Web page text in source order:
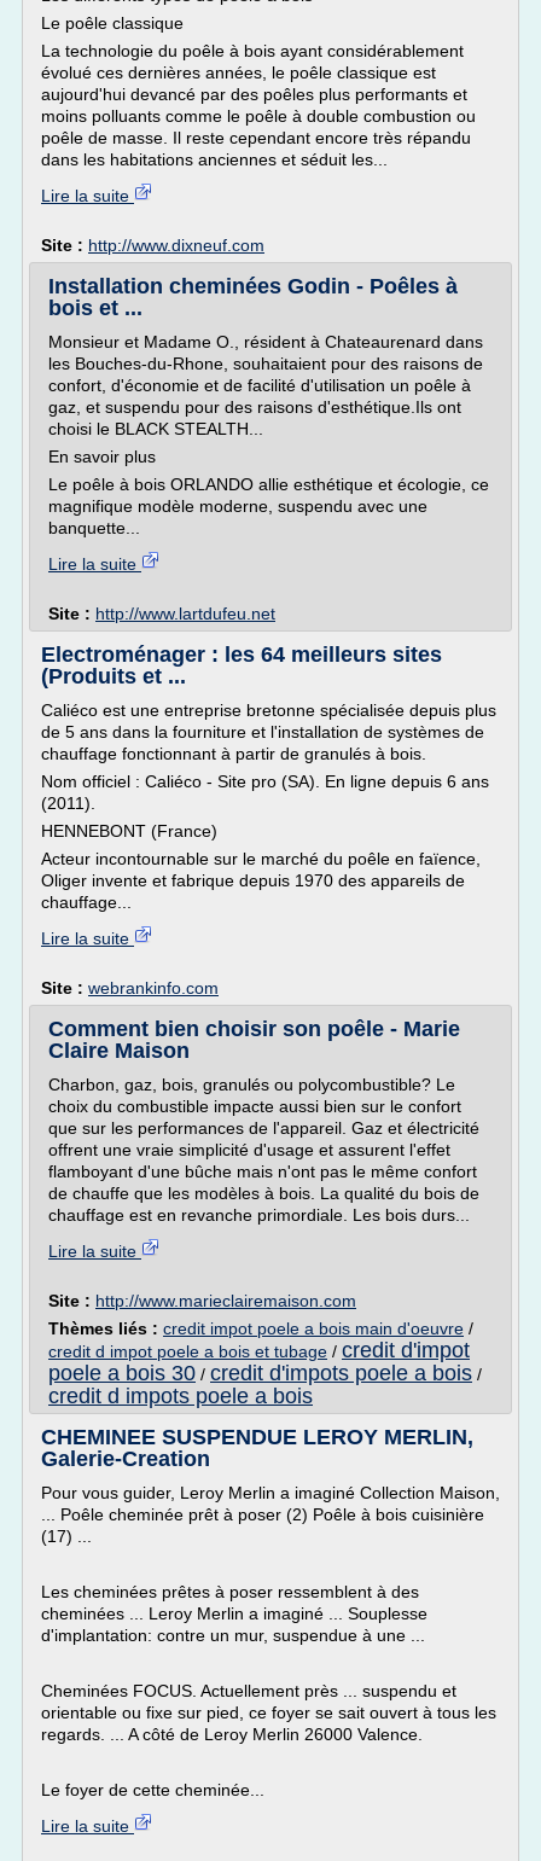
Le poêle classique
La technologie du poêle à bois ayant considérablement
évolué ces dernières années, le poêle classique est
aujourd'hui devancé par des poêles plus performants et
moins polluants comme le poêle à double combustion ou
poêle de masse. Il reste cependant encore très répandu
dans les habitations anciennes et séduit les...
Lire la suite
Site : http://www.dixneuf.com
Installation cheminées Godin - Poêles à
bois et ...
Monsieur et Madame O., résident à Chateaurenard dans
les Bouches-du-Rhone, souhaitaient pour des raisons de
confort, d'économie et de facilité d'utilisation un poêle à
gaz, et suspendu pour des raisons d'esthétique.Ils ont
choisi le BLACK STEALTH...
En savoir plus
Le poêle à bois ORLANDO allie esthétique et écologie, ce
magnifique modèle moderne, suspendu avec une
banquette...
Lire la suite
Site : http://www.lartdufeu.net
Electroménager : les 64 meilleurs sites
(Produits et ...
Caliéco est une entreprise bretonne spécialisée depuis plus
de 5 ans dans la fourniture et l'installation de systèmes de
chauffage fonctionnant à partir de granulés à bois.
Nom officiel : Caliéco - Site pro (SA). En ligne depuis 6 ans
(2011).
HENNEBONT (France)
Acteur incontournable sur le marché du poêle en faïence,
Oliger invente et fabrique depuis 1970 des appareils de
chauffage...
Lire la suite
Site : webrankinfo.com
Comment bien choisir son poêle - Marie
Claire Maison
Charbon, gaz, bois, granulés ou polycombustible? Le
choix du combustible impacte aussi bien sur le confort
que sur les performances de l'appareil. Gaz et électricité
offrent une vraie simplicité d'usage et assurent l'effet
flamboyant d'une bûche mais n'ont pas le même confort
de chauffe que les modèles à bois. La qualité du bois de
chauffage est en revanche primordiale. Les bois durs...
Lire la suite
Site : http://www.marieclairemaison.com
Thèmes liés : credit impot poele a bois main d'oeuvre /
credit d impot poele a bois et tubage / credit d'impot
poele a bois 30 / credit d'impots poele a bois /
credit d impots poele a bois
CHEMINEE SUSPENDUE LEROY MERLIN,
Galerie-Creation
Pour vous guider, Leroy Merlin a imaginé Collection Maison,
... Poêle cheminée prêt à poser (2) Poêle à bois cuisinière
(17) ...
Les cheminées prêtes à poser ressemblent à des
cheminées ... Leroy Merlin a imaginé ... Souplesse
d'implantation: contre un mur, suspendue à une ...
Cheminées FOCUS. Actuellement près ... suspendu et
orientable ou fixe sur pied, ce foyer se sait ouvert à tous les
regards. ... A côté de Leroy Merlin 26000 Valence.
Le foyer de cette cheminée...
Lire la suite